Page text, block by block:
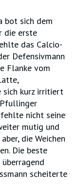
bot sich dem
die erste
das Calcio-
Defensivmann
Flanke vom
sich kurz irritiert
nicht seine
mutig und
die Weichen
Die beste
scheiterte